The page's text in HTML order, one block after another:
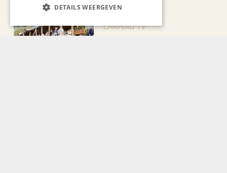
CHAPEAU TV
DETAILS WEERGEVEN